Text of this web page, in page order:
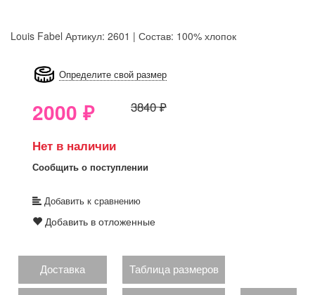
Louis Fabel Артикул: 2601 | Состав: 100% хлопок
Определите свой размер
2000 ₽ 3840 ₽
Нет в наличии
Сообщить о поступлении
Добавить к сравнению
Добавить в отложенные
Доставка Таблица размеров